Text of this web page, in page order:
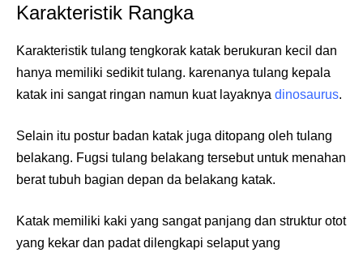
Karakteristik Rangka
Karakteristik tulang tengkorak katak berukuran kecil dan
hanya memiliki sedikit tulang. karenanya tulang kepala
katak ini sangat ringan namun kuat layaknya dinosaurus.
Selain itu postur badan katak juga ditopang oleh tulang
belakang. Fugsi tulang belakang tersebut untuk menahan
berat tubuh bagian depan da belakang katak.
Katak memiliki kaki yang sangat panjang dan struktur otot
yang kekar dan padat dilengkapi selaput yang